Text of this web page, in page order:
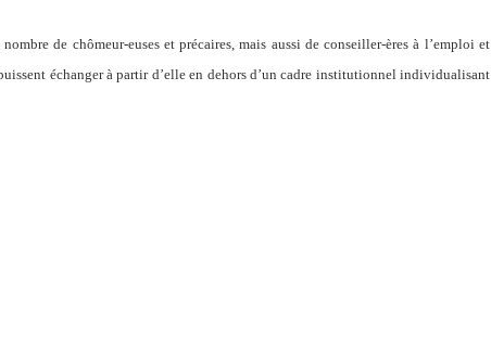
de chômeur-euses et précaires, mais aussi de conseiller-ères à l’emploi et
échanger à partir d’elle en dehors d’un cadre institutionnel individualisant